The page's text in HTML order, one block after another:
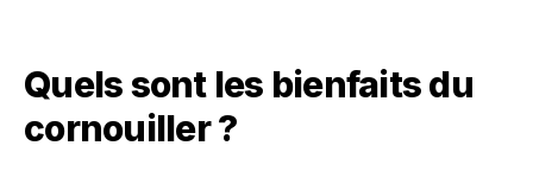
Quels sont les bienfaits du
cornouiller ?